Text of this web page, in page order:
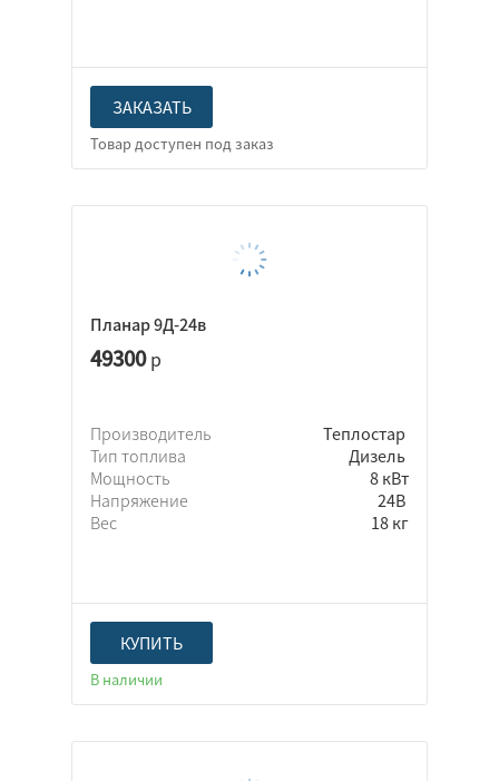
ЗАКАЗАТЬ
Планар 9Д-24в
49300р
Производитель
Теплостар
Тип топлива
Дизель
Мощность
8 кВт
Напряжение
24В
Вес
18 кг
КУПИТЬ
В наличии